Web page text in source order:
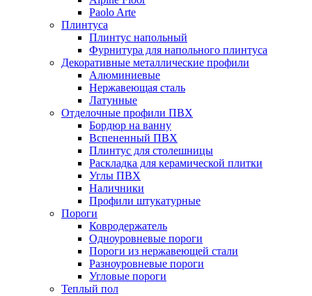
Paolo Arte
Плинтуса
Плинтус напольный
Фурнитура для напольного плинтуса
Декоративные металлические профили
Алюминиевые
Нержавеющая сталь
Латунные
Отделочные профили ПВХ
Бордюр на ванну
Вспененный ПВХ
Плинтус для столешницы
Раскладка для керамической плитки
Углы ПВХ
Наличники
Профили штукатурные
Пороги
Ковродержатель
Одноуровневые пороги
Пороги из нержавеющей стали
Разноуровневые пороги
Угловые пороги
Теплый пол